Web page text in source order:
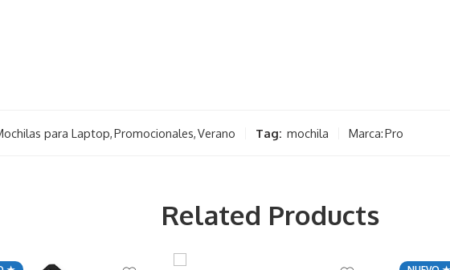
para Laptop,Promocionales,Verano Tag: mochila Marca:Pro
Related Products